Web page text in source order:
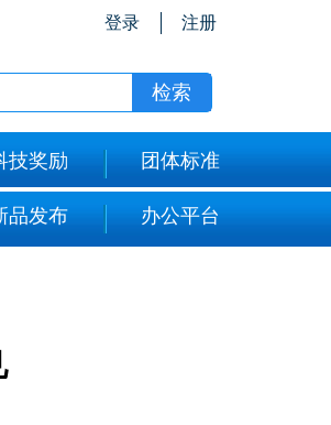
登录 注册
技奖励 团体标准
品发布 办公平台